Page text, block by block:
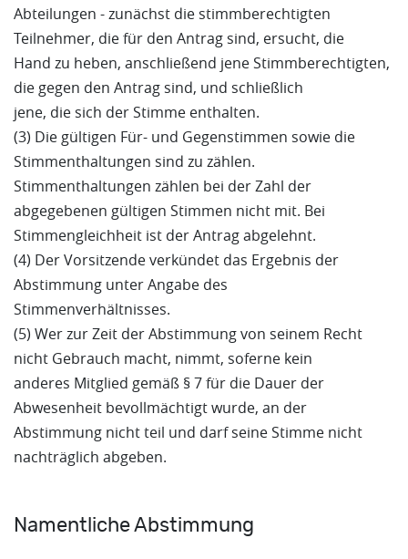
Abteilungen - zunächst die stimmberechtigten
Teilnehmer, die für den Antrag sind, ersucht, die
Hand zu heben, anschließend jene Stimmberechtigten,
die gegen den Antrag sind, und schließlich
jene, die sich der Stimme enthalten.
(3) Die gültigen Für- und Gegenstimmen sowie die
Stimmenthaltungen sind zu zählen.
Stimmenthaltungen zählen bei der Zahl der
abgegebenen gültigen Stimmen nicht mit. Bei
Stimmengleichheit ist der Antrag abgelehnt.
(4) Der Vorsitzende verkündet das Ergebnis der
Abstimmung unter Angabe des
Stimmenverhältnisses.
(5) Wer zur Zeit der Abstimmung von seinem Recht
nicht Gebrauch macht, nimmt, soferne kein
anderes Mitglied gemäß § 7 für die Dauer der
Abwesenheit bevollmächtigt wurde, an der
Abstimmung nicht teil und darf seine Stimme nicht
nachträglich abgeben.
Namentliche Abstimmung